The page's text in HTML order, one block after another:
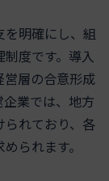
明確にし、組
度です。導入
営層の合意形成
業では、地方
れており、各
られます。